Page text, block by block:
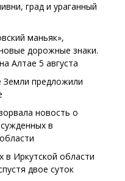
град и ураганный
маньяк»,
дорожные знаки.
Алтае 5 августа
Земли предложили
новость о
в
в Иркутской области
двое суток